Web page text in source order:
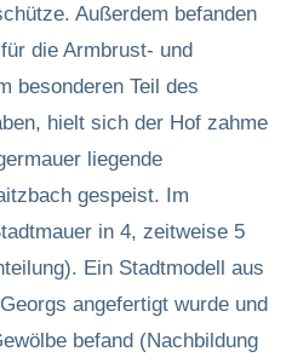
Außerdem befanden
die Armbrust- und
besonderen Teil des
hielt sich der Hof zahme
liegende
gespeist. Im
in 4, zeitweise 5
Ein Stadtmodell aus
angefertigt wurde und
befand (Nachbildung